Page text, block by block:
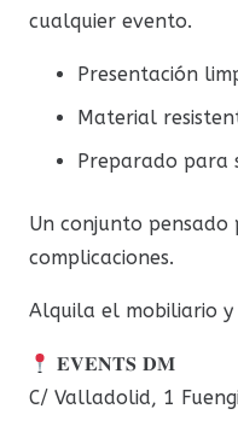
cualquier evento.
Presentación
Material
Preparado para
Un conjunto
complicaciones.
Alquila el mobiliario
𝐄𝐕𝐄𝐍𝐓𝐒 𝐃𝐌
C/ Valladolid, 1